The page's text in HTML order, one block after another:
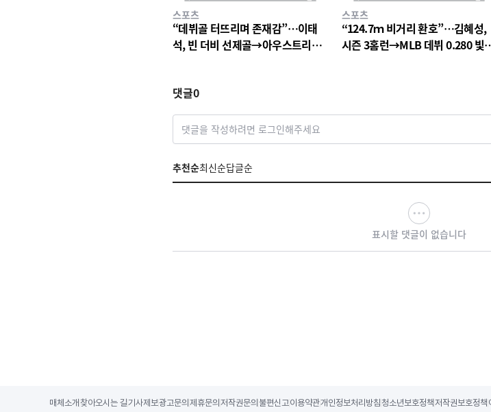
스포츠
“데뷔골 터뜨리며 존재감”…이태
석, 빈 더비 선제골→아우스트리아
스포츠
“124.7ｍ 비거리 환호”…김혜성,
시즌 3홈런→MLB 데뷔 0.280 빛
댓글0
댓글을 작성하려면 로그인해주세요
추천순최신순답글순
표시할 댓글이 없습니다
매체소개 찾아오시는 길기사제보광고문의 제휴문의 저작권문의 불편신고이용약관개인정보처리방침 청소년보호정책저작권보호정책